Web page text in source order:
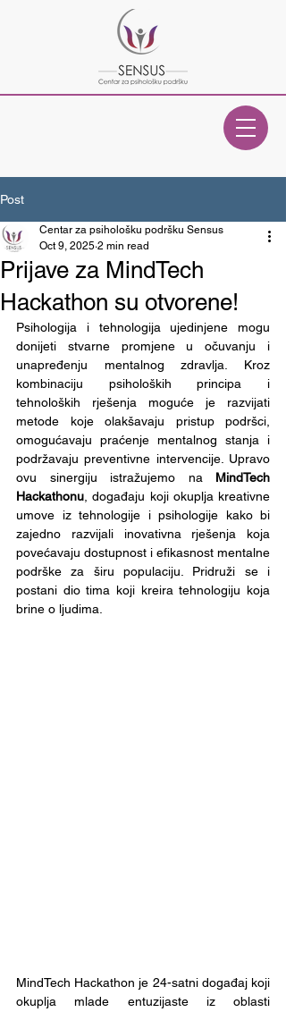
Post
Prijave za MindTech
Hackathon su otvorene!
Centar za psihološku podršku Sensus
Oct 9, 2025 2 min read
Psihologija i tehnologija ujedinjene mogu
donijeti stvarne promjene u očuvanju i
unapređenju mentalnog zdravlja. Kroz
kombinaciju psiholoških principa i
tehnoloških rješenja moguće je razvijati
metode koje olakšavaju pristup podršci,
omogućavaju praćenje mentalnog stanja i
podržavaju preventivne intervencije. Upravo
ovu sinergiju istražujemo na MindTech
Hackathonu , događaju koji okuplja kreativne
umove iz tehnologije i psihologije kako bi
zajedno razvijali inovativna rješenja koja
povećavaju dostupnost i efikasnost mentalne
podrške za širu populaciju. Pridruži se i
postani dio tima koji kreira tehnologiju koja
brine o ljudima.
MindTech Hackathon je 24-satni događaj koji
okuplja mlade entuzijaste iz oblasti